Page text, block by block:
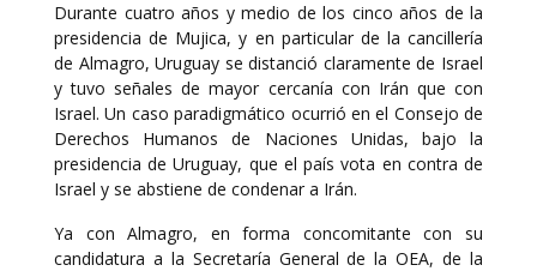
Durante cuatro años y medio de los cinco años de la
presidencia de Mujica, y en particular de la cancillería
de Almagro, Uruguay se distanció claramente de Israel
y tuvo señales de mayor cercanía con Irán que con
Israel. Un caso paradigmático ocurrió en el Consejo de
Derechos Humanos de Naciones Unidas, bajo la
presidencia de Uruguay, que el país vota en contra de
Israel y se abstiene de condenar a Irán.
Ya con Almagro, en forma concomitante con su
candidatura a la Secretaría General de la OEA, de la